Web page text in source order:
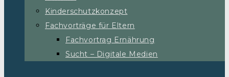
Kinderschutzkonzept
Fachvorträge für Eltern
Fachvortrag Ernährung
Sucht – Digitale Medien